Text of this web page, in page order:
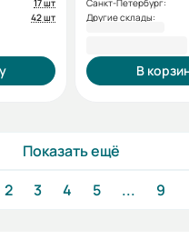
17 шт
42 шт
Санкт-Петербург:
Другие склады:
В
Показать ещё
2 3 4 5 ... 9